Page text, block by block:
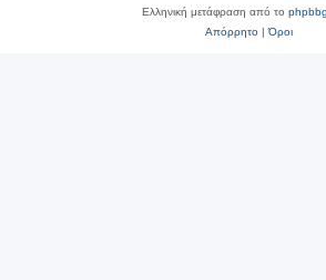
Ελληνική μετάφραση από το
Απόρρητο|Όροι